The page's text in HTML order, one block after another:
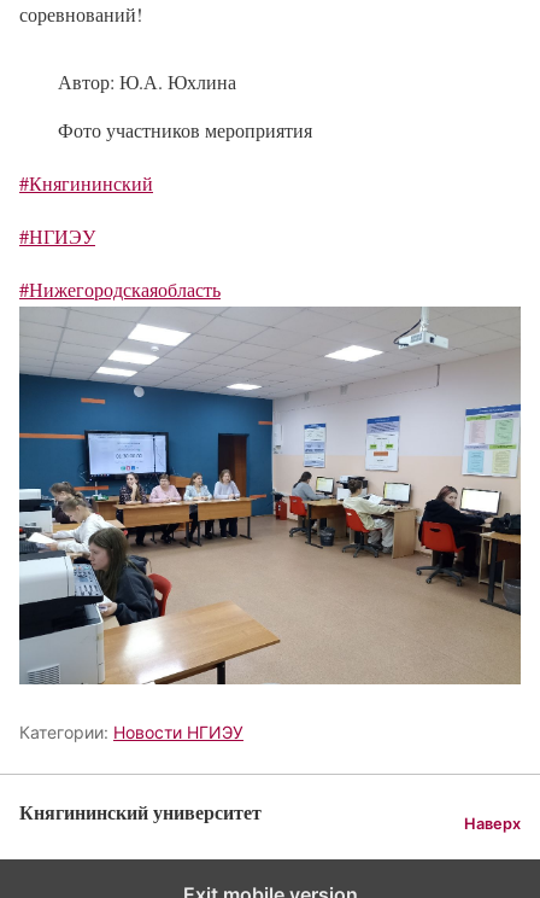
соревнований!
Автор: Ю.А. Юхлина
Фото участников мероприятия
#Княгининский
#НГИЭУ
#Нижегородскаяобласть
Категории: Новости НГИЭУ
Княгининский университет Наверх